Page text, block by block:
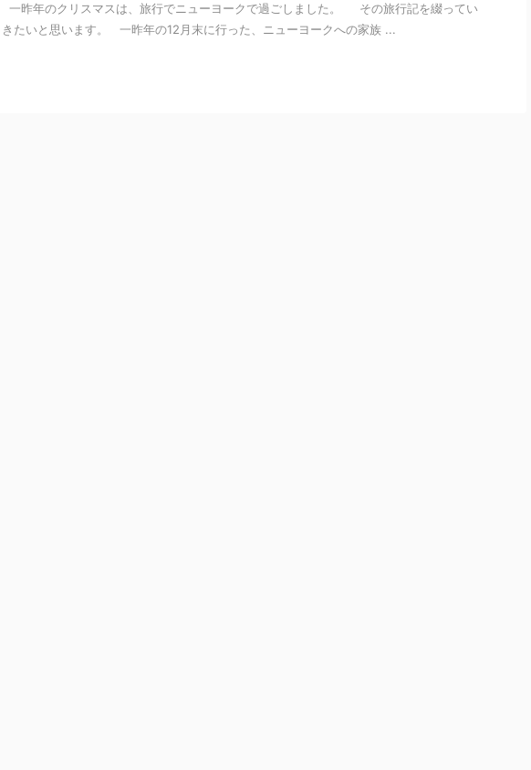
一昨年のクリスマスは、旅行でニューヨークで過ごしました。 その旅行記を綴ってい
きたいと思います。 一昨年の12月末に行った、ニューヨークへの家族 ...